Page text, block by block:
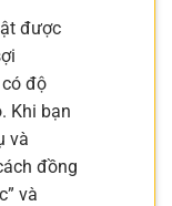
được
độ
Khi bạn
và
đồng
và